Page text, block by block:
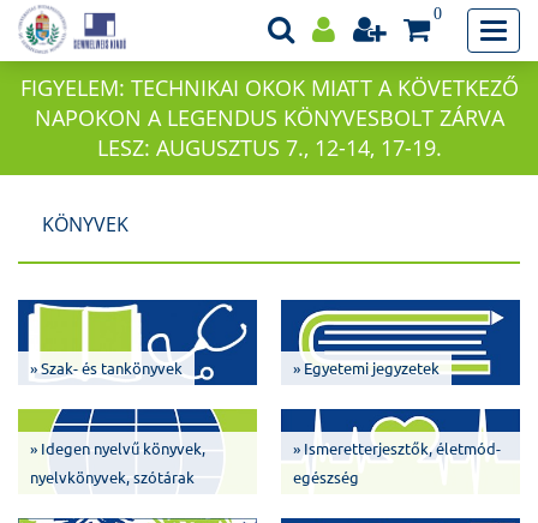
0
FIGYELEM: TECHNIKAI OKOK MIATT A KÖVETKEZŐ
NAPOKON A LEGENDUS KÖNYVESBOLT ZÁRVA
LESZ: AUGUSZTUS 7., 12-14, 17-19.
KÖNYVEK
» Szak- és tankönyvek » Egyetemi jegyzetek
» Idegen nyelvű könyvek,
nyelvkönyvek, szótárak
» Ismeretterjesztők, életmód-
egészség